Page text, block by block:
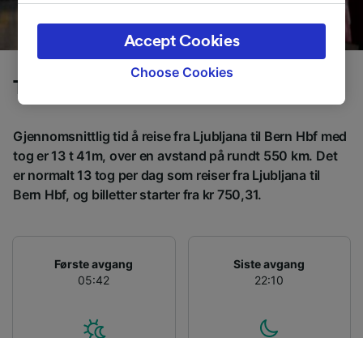
Tog fra Ljubljana til Bern Hbf
Gjennomsnittlig tid å reise fra Ljubljana til Bern Hbf med
tog er 13 t 41m, over en avstand på rundt 550 km. Det
er normalt 13 tog per dag som reiser fra Ljubljana til
Bern Hbf, og billetter starter fra kr 750,31.
Første avgang
05:42
Siste avgang
22:10
the privacy policy page. These choices will be
signaled to our partners and will not affect
browsing data. Your data will not be used for
track you.
We and our partners process data to provide:
Use precise geolocation data. Actively scan
device characteristics for identification. Store
and/or access information on a device.
Personalised advertising and content,
audience research and services development.
List of Partners
Choose Cookies
Accept Cookies